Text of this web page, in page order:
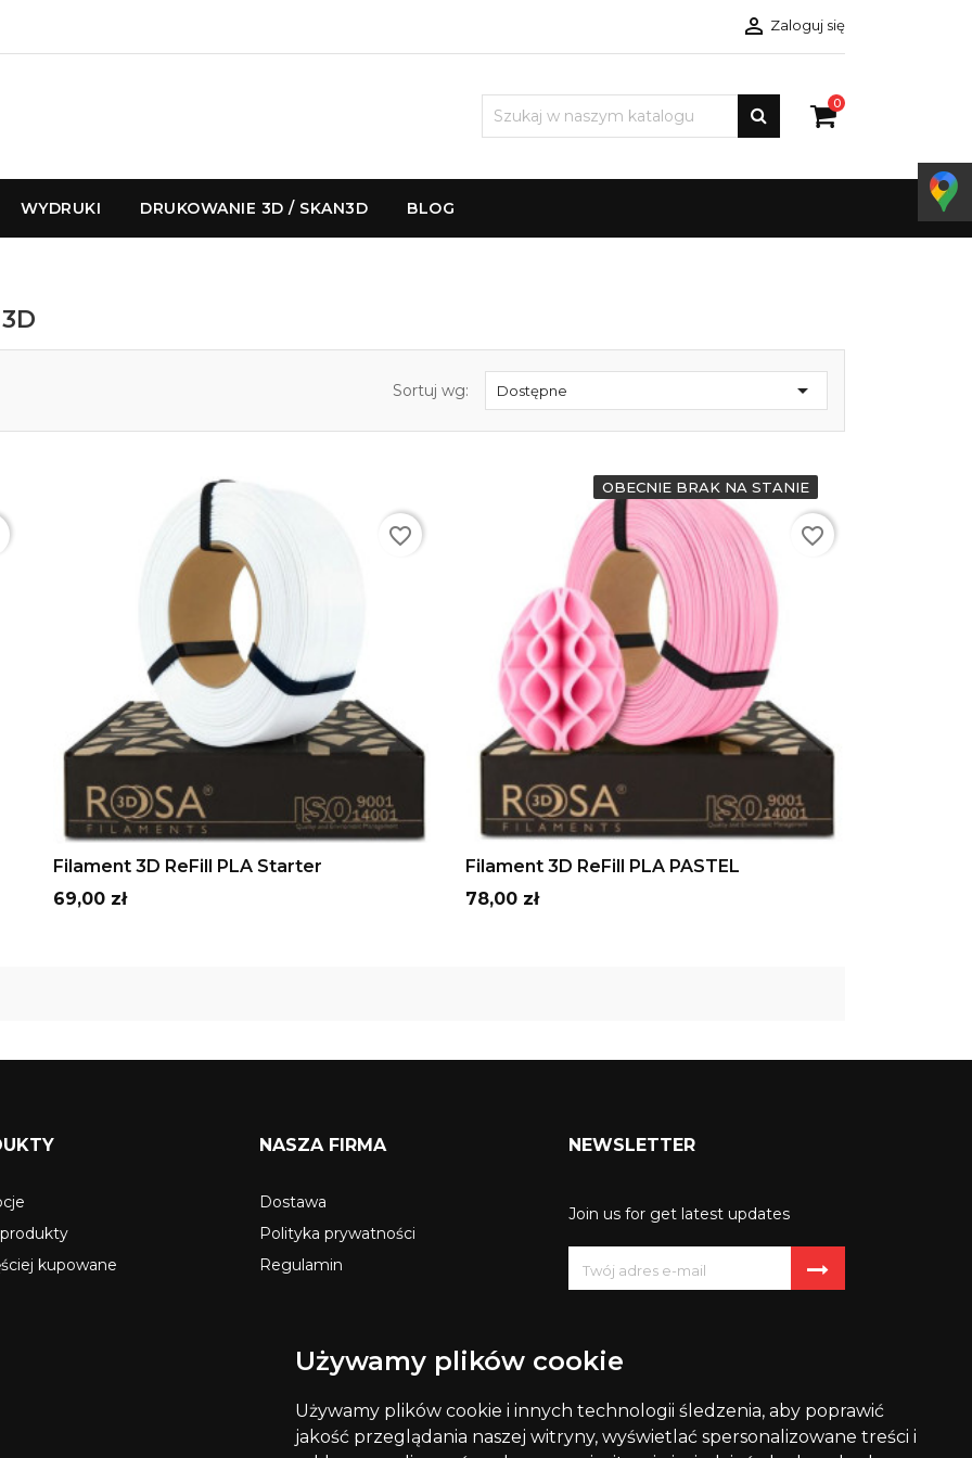
Używamy plików cookie
Używamy plików cookie i innych technologii śledzenia, aby poprawić
jakość przeglądania naszej witryny, wyświetlać spersonalizowane treści i
 Zaloguj się
0
WYDRUKI DRUKOWANIE 3D / SKAN3D BLOG
Sortuj wg: Dostępne 
SzaryBeżowy Czerwony
czarny
Filament 3D ReFill PLA Starter
Cena
69,00 zł
favorite_border
OBECNIE BRAK NA STANIE
Różowy
Filament 3D ReFill PLA PASTEL
Cena
78,00 zł
favorite_border
kupowane
NASZA FIRMA
Dostawa
Polityka prywatności
Regulamin
Kontakt z nami
Sklepy
NEWSLETTER
Join us for get latest updates
szczegóły w naszej informacji